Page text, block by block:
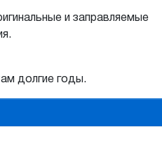
и заправляемые
долгие годы.